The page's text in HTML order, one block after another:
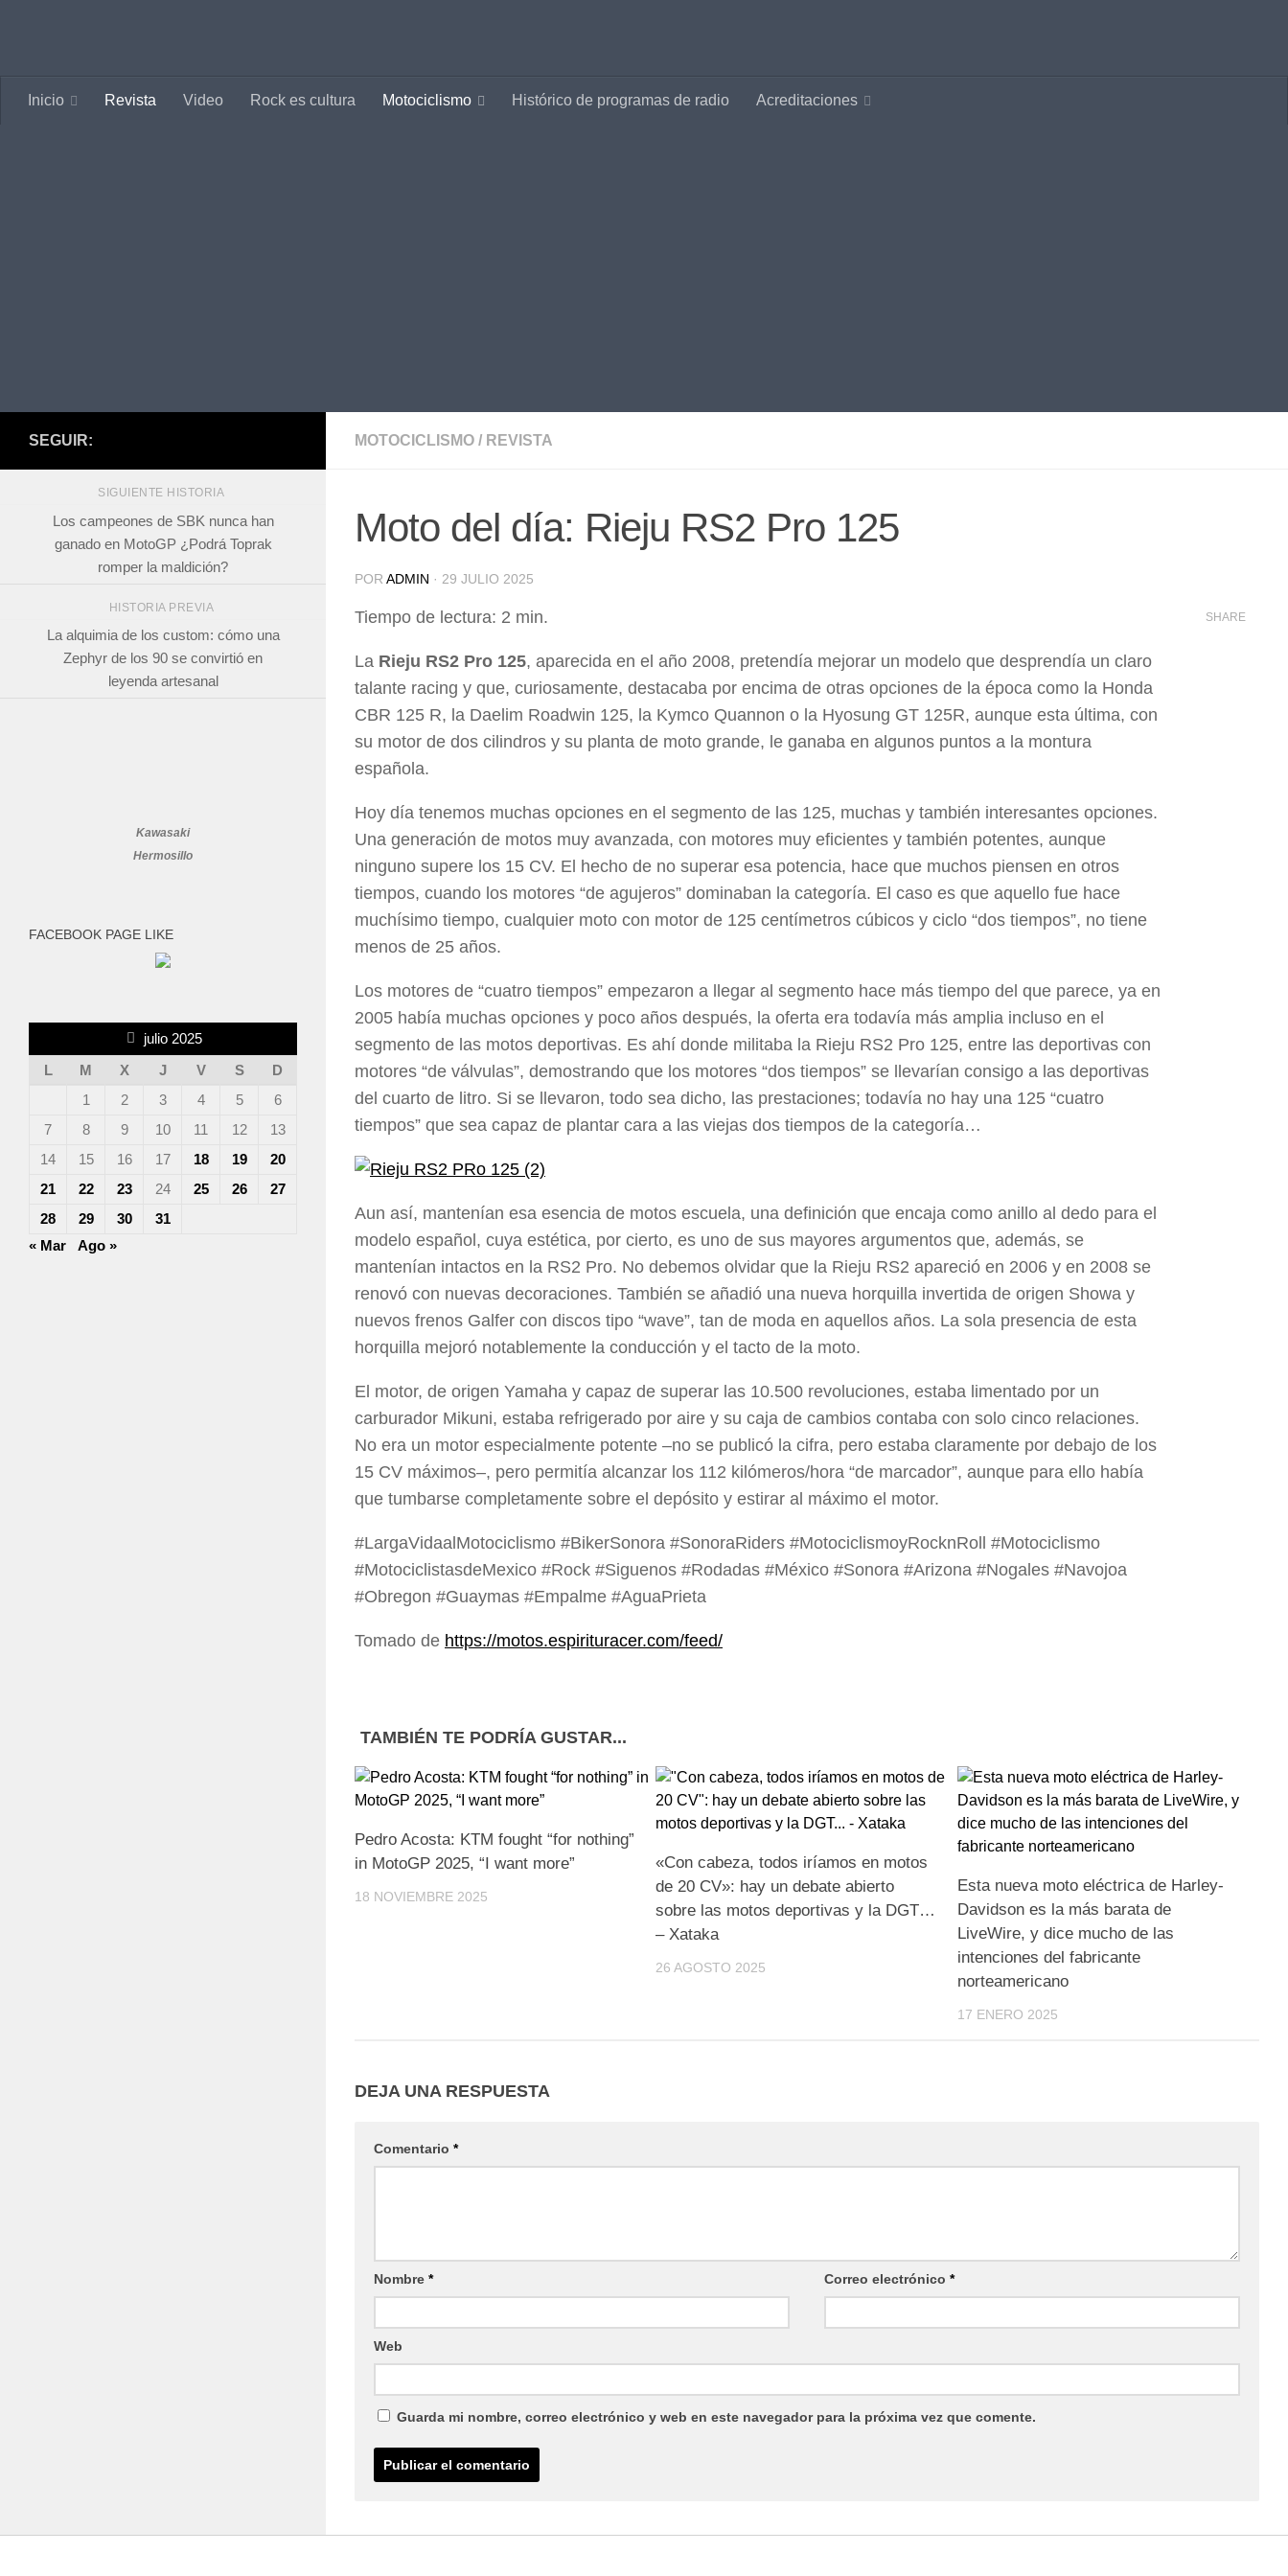
Inicio Revista Video Rock es cultura Motociclismo Histórico de programas de radio Acreditaciones
MOTOCICLISMO / REVISTA
Moto del día: Rieju RS2 Pro 125
POR ADMIN · 29 JULIO 2025
Tiempo de lectura: 2 min.
La Rieju RS2 Pro 125, aparecida en el año 2008, pretendía mejorar un modelo que desprendía un claro
talante racing y que, curiosamente, destacaba por encima de otras opciones de la época como la Honda
CBR 125 R, la Daelim Roadwin 125, la Kymco Quannon o la Hyosung GT 125R, aunque esta última, con
su motor de dos cilindros y su planta de moto grande, le ganaba en algunos puntos a la montura
española.
Hoy día tenemos muchas opciones en el segmento de las 125, muchas y también interesantes opciones.
Una generación de motos muy avanzada, con motores muy eficientes y también potentes, aunque
ninguno supere los 15 CV. El hecho de no superar esa potencia, hace que muchos piensen en otros
tiempos, cuando los motores “de agujeros” dominaban la categoría. El caso es que aquello fue hace
muchísimo tiempo, cualquier moto con motor de 125 centímetros cúbicos y ciclo “dos tiempos”, no tiene
menos de 25 años.
Los motores de “cuatro tiempos” empezaron a llegar al segmento hace más tiempo del que parece, ya en
2005 había muchas opciones y poco años después, la oferta era todavía más amplia incluso en el
segmento de las motos deportivas. Es ahí donde militaba la Rieju RS2 Pro 125, entre las deportivas con
motores “de válvulas”, demostrando que los motores “dos tiempos” se llevarían consigo a las deportivas
del cuarto de litro. Si se llevaron, todo sea dicho, las prestaciones; todavía no hay una 125 “cuatro
tiempos” que sea capaz de plantar cara a las viejas dos tiempos de la categoría…
Aun así, mantenían esa esencia de motos escuela, una definición que encaja como anillo al dedo para el
modelo español, cuya estética, por cierto, es uno de sus mayores argumentos que, además, se
mantenían intactos en la RS2 Pro. No debemos olvidar que la Rieju RS2 apareció en 2006 y en 2008 se
renovó con nuevas decoraciones. También se añadió una nueva horquilla invertida de origen Showa y
nuevos frenos Galfer con discos tipo “wave”, tan de moda en aquellos años. La sola presencia de esta
horquilla mejoró notablemente la conducción y el tacto de la moto.
El motor, de origen Yamaha y capaz de superar las 10.500 revoluciones, estaba limentado por un
carburador Mikuni, estaba refrigerado por aire y su caja de cambios contaba con solo cinco relaciones.
No era un motor especialmente potente –no se publicó la cifra, pero estaba claramente por debajo de los
15 CV máximos–, pero permitía alcanzar los 112 kilómeros/hora “de marcador”, aunque para ello había
que tumbarse completamente sobre el depósito y estirar al máximo el motor.
#LargaVidaalMotociclismo #BikerSonora #SonoraRiders #MotociclismoyRocknRoll #Motociclismo
#MotociclistasdeMexico #Rock #Siguenos #Rodadas #México #Sonora #Arizona #Nogales #Navojoa
#Obregon #Guaymas #Empalme #AguaPrieta
Tomado de https://motos.espirituracer.com/feed/
SHARE
TAMBIÉN TE PODRÍA GUSTAR...
Pedro Acosta: KTM fought “for nothing”
in MotoGP 2025, “I want more”
18 NOVIEMBRE 2025
«Con cabeza, todos iríamos en motos
de 20 CV»: hay un debate abierto
sobre las motos deportivas y la DGT…
– Xataka
26 AGOSTO 2025
Esta nueva moto eléctrica de Harley-
Davidson es la más barata de
LiveWire, y dice mucho de las
intenciones del fabricante
norteamericano
17 ENERO 2025
DEJA UNA RESPUESTA
Comentario *
Nombre * Correo electrónico*
Web
Guarda mi nombre, correo electrónico y web en este navegador para la próxima vez que comente.
SEGUIR:
SIGUIENTE HISTORIA
Los campeones de SBK nunca han
ganado en MotoGP ¿Podrá Toprak
romper la maldición?
HISTORIA PREVIA
La alquimia de los custom: cómo una
Zephyr de los 90 se convirtió en
leyenda artesanal
Kawasaki
Hermosillo
FACEBOOK PAGE LIKE
julio 2025
L
M X J V S
D
1
2 3 4 5
6
7
8 9 10 11 12
13
14
15 16 17 18 19
20
21
22 23 24 25 26
27
28
29 30
31
« Mar
Ago »